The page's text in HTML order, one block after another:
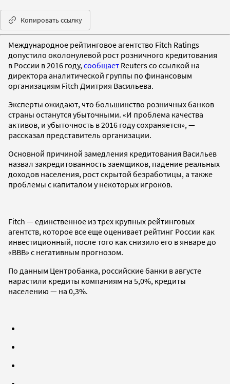
Копировать ссылку
Международное рейтинговое агентство Fitch Ratings
допустило околонулевой рост розничного кредитования
в России в 2016 году, сообщает Reuters со ссылкой на
директора аналитической группы по финансовым
организациям Fitch Дмитрия Васильева.
Эксперты ожидают, что большинство розничных банков
страны останутся убыточными. «И проблема качества
активов, и убыточность в 2016 году сохраняется», —
рассказал представитель организации.
Основной причиной замедления кредитования Васильев
назвал закредитованность заемщиков, падение реальных
доходов населения, рост скрытой безработицы, а также
проблемы с капиталом у некоторых игроков.
Fitch — единственное из трех крупных рейтинговых
агентств, которое все еще оценивает рейтинг России как
инвестиционный, после того как снизило его в январе до
«ВВВ» с негативным прогнозом.
По данным Центробанка, российские банки в августе
нарастили кредиты компаниям на 5,0%, кредиты
населению — на 0,3%.